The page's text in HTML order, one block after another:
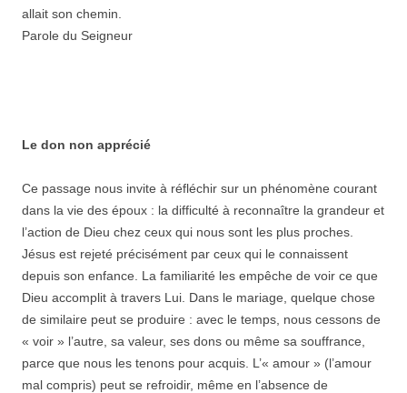
allait son chemin.
Parole du Seigneur
Le don non apprécié
Ce passage nous invite à réfléchir sur un phénomène courant
dans la vie des époux : la difficulté à reconnaître la grandeur et
l’action de Dieu chez ceux qui nous sont les plus proches.
Jésus est rejeté précisément par ceux qui le connaissent
depuis son enfance. La familiarité les empêche de voir ce que
Dieu accomplit à travers Lui. Dans le mariage, quelque chose
de similaire peut se produire : avec le temps, nous cessons de
« voir » l’autre, sa valeur, ses dons ou même sa souffrance,
parce que nous les tenons pour acquis. L’« amour » (l’amour
mal compris) peut se refroidir, même en l’absence de